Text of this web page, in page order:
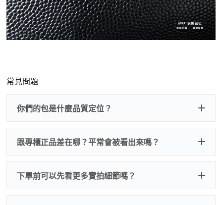
常見問題
你們的包是什麼品質定位？
跟專櫃正品差在哪？平常會被看出來嗎？
下單前可以先看更多實拍細節嗎？